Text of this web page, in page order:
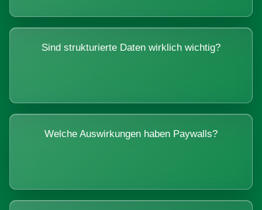
Sind strukturierte Daten wirklich wichtig?
Welche Auswirkungen haben Paywalls?